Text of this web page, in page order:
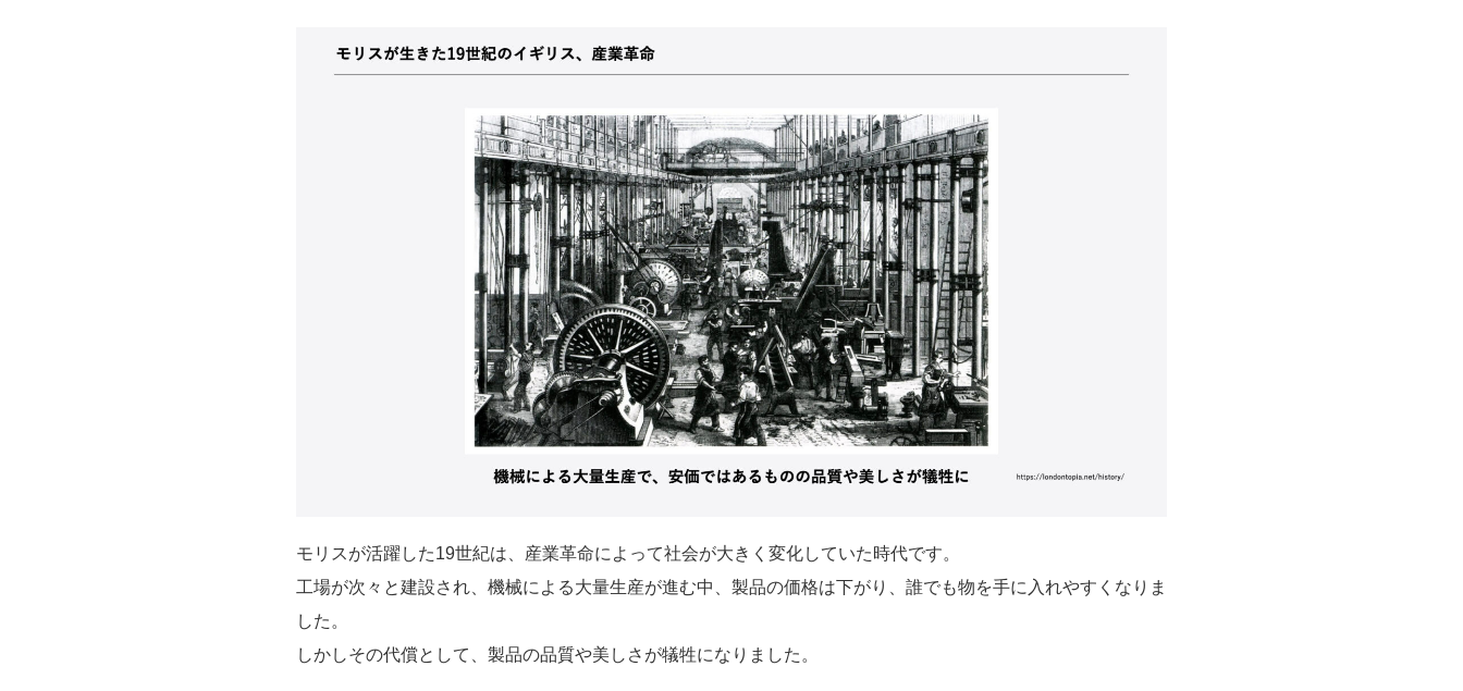
モリスが活躍した19世紀は、産業革命によって社会が大きく変化していた時代です。
工場が次々と建設され、機械による大量生産が進む中、製品の価格は下がり、誰でも物を手に入れやすくなりま
した。
しかしその代償として、製品の品質や美しさが犠牲になりました。